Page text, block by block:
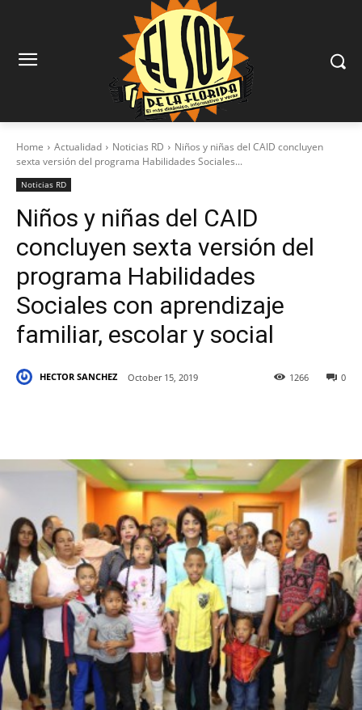
Home Actualidad Noticias RD
Niños y niñas del CAID concluyen
sexta versión del programa Habilidades Sociales...
Noticias RD
Niños y niñas del CAID
concluyen sexta versión del
programa Habilidades
Sociales con aprendizaje
familiar, escolar y social
HECTOR SANCHEZ October 15, 2019 0
1266